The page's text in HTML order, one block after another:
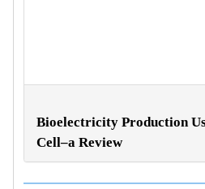
Bioelectricity Production
Cell–a Review